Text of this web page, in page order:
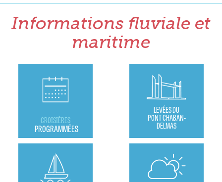
Informations fluviale et
maritime
CROISIÈRES
PROGRAMMÉES
LEVÉES DU
PONT CHABAN-
DELMAS